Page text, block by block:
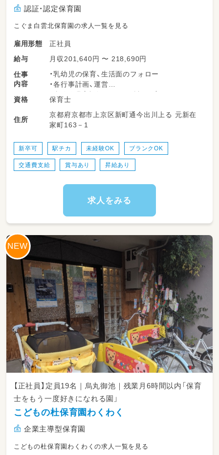
認証・認定保育園
こぐま白雲北保育園の求人一覧を見る
雇用形態
正社員
給与
月収201,640円 〜 218,690円
仕事
内容
・乳幼児の保育、生活面のフォロー
・各行事計画、運営
・事務作業（連絡ノート、日誌など）
・保護者対応
・遊び（工作、散歩、お絵かき、音楽など）
・雑務（清掃など）
新人の先生には、サポートする先生がつくよう
制度を設けているので安心してお仕事を覚えら
れます！
「先生が楽しいから子どもも楽しい」という考え
資格 保育士
住所
京都府京都市上京区新町通今出川上る 元新在
家町163－1
新卒可 駅チカ 未経験OK ブランクOK
交通費支給 賞与あり 昇給あり
求人をみる
【正社員】定員19名｜烏丸御池｜残業月6時間以内「保育
士をもう一度好きになれる園」
こどもの杜保育園わくわく
企業主導型保育園
こどもの杜保育園わくわくの求人一覧を見る